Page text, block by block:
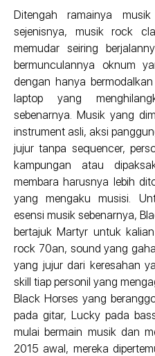
Ditengah ramainya
sejenisnya, musik rock
memudar seiring
bermunculannya oknum
dengan hanya
laptop yang
sebenarnya. Musik yang
instrument asli, aksi
jujur tanpa sequencer,
kampungan atau
membara harusnya lebih
yang mengaku musisi.
esensi musik sebenarnya,
bertajuk Martyr untuk
rock 70an, sound yang
yang jujur dari keresahan
skill tiap personil yang
Black Horses yang
pada gitar, Lucky pada
mulai bermain musik dan
2015 awal, mereka